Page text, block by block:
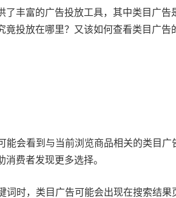
了丰富的广告投放工具，其中类目广告
竟投放在哪里？又该如何查看类目广告
会看到与当前浏览商品相关的类目广
费者发现更多选择。
词时，类目广告可能会出现在搜索结果